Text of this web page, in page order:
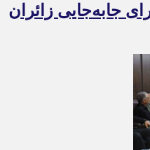
برای جابه‌جایی زائران